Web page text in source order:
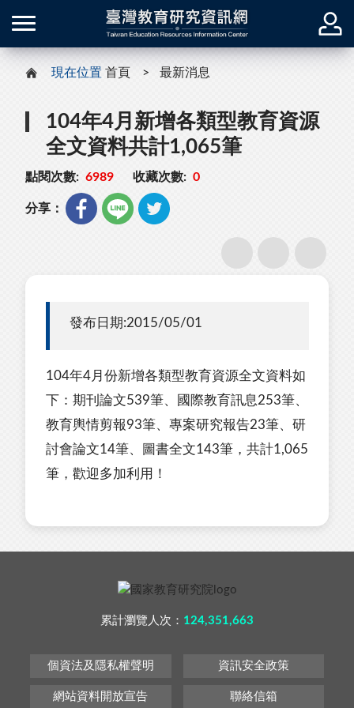
現在位置 首頁 最新消息
104年4月新增各類型教育資源
全文資料共計1,065筆
點閱次數: 6989 收藏次數: 0
分享：
發布日期:2015/05/01
104年4月份新增各類型教育資源全文資料如
下：期刊論文539筆、國際教育訊息253筆、
教育輿情剪報93筆、專案研究報告23筆、研
討會論文14筆、圖書全文143筆，共計1,065
筆，歡迎多加利用！
累計瀏覽人次： 124,351,663
個資法及隱私權聲明 資訊安全政策
網站資料開放宣告 聯絡信箱